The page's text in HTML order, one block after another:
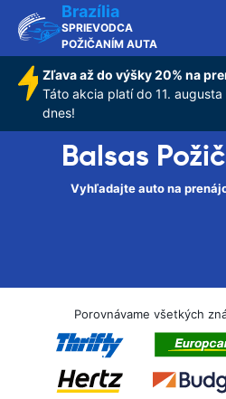
Brazília
SPRIEVODCA
POŽIČANÍM AUTA
Zľava až do výšky 20% na
Táto akcia platí do 11.
dnes!
Balsas
Vyhľadajte auto na
Porovnávame všetkých